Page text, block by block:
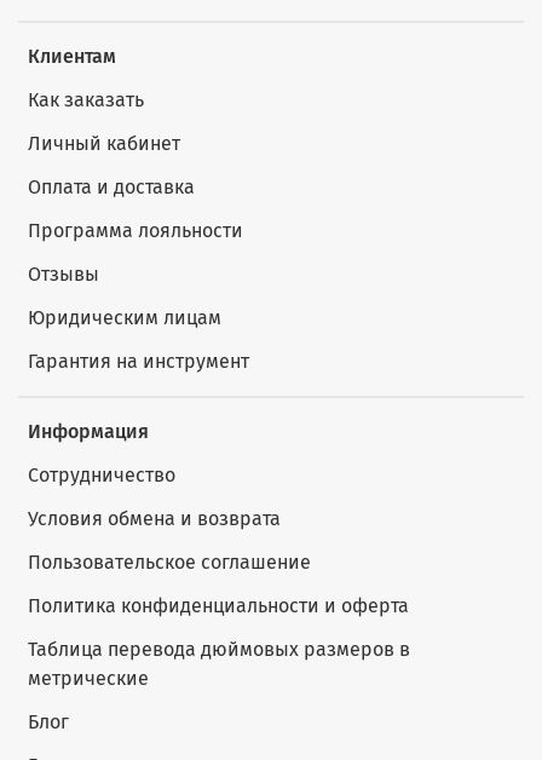
Клиентам
Как заказать
Личный кабинет
Оплата и доставка
Программа лояльности
Отзывы
Юридическим лицам
Гарантия на инструмент
Информация
Сотрудничество
Условия обмена и возврата
Пользовательское соглашение
Политика конфиденциальности и оферта
Таблица перевода дюймовых размеров в
метрические
Блог